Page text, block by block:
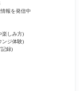
報を発信中
楽しみ方)
ンジ体験)
記録)